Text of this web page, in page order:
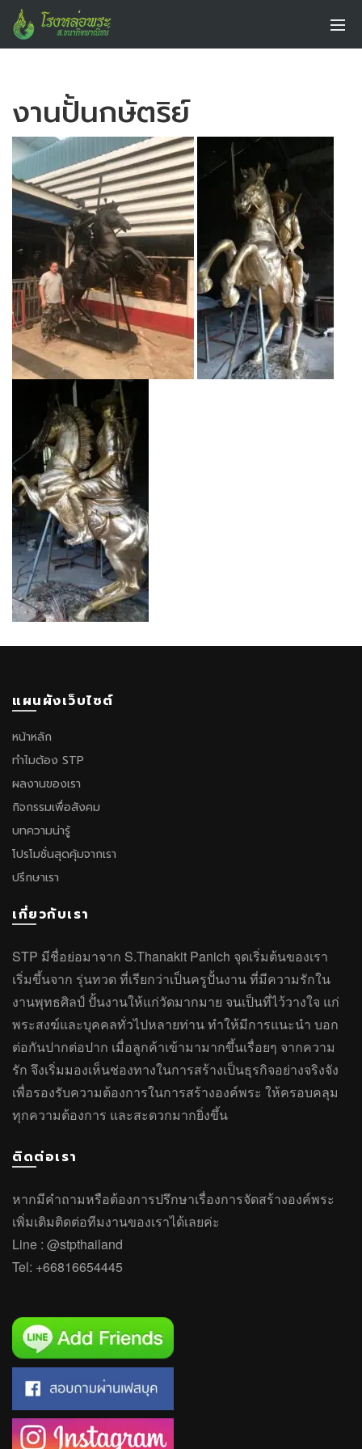
งานปั้นกษัตริย์
แผนผังเว็บไซต์
หน้าหลัก
ทำไมต้อง STP
ผลงานของเรา
กิจกรรมเพื่อสังคม
บทความน่ารู้
โปรโมชั่นสุดคุ้มจากเรา
ปรึกษาเรา
เกี่ยวกับเรา
STP มีชื่อย่อมาจาก S.Thanakit Panich จุดเริ่มต้นของเรา
เริ่มขึ้นจาก รุ่นทวด ที่เรียกว่าเป็นครูปั้นงาน ที่มีความรักใน
งานพุทธศิลป์ ปั้นงานให้แก่วัดมากมาย จนเป็นที่ไว้วางใจ แก่
พระสงฆ์และบุคคลทั่วไปหลายท่าน ทำให้มีการแนะนำ บอก
ต่อกันปากต่อปาก เมื่อลูกค้าเข้ามามากขึ้นเรื่อยๆ จากความ
รัก จึงเริ่มมองเห็นช่องทางในการสร้างเป็นธุรกิจอย่างจริงจัง
เพื่อรองรับความต้องการในการสร้างองค์พระ ให้ครอบคลุม
ทุกความต้องการ และสะดวกมากยิ่งขึ้น
ติดต่อเรา
หากมีคำถามหรือต้องการปรึกษาเรื่องการจัดสร้างองค์พระ
เพิ่มเติมติดต่อทีมงานของเราได้เลยค่ะ
Line : @stpthailand
Tel: +66816654445